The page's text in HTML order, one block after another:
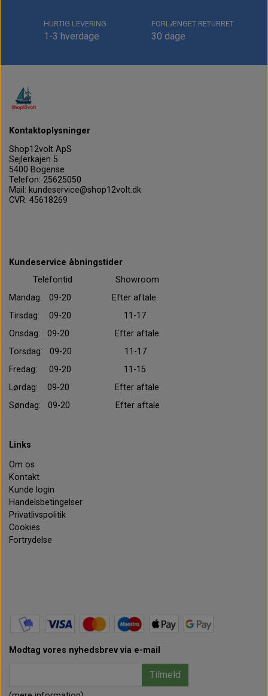
HURTIG LEVERING
1-3 hverdage
FORLÆNGET RETURRET
30 dage
Kontaktoplysninger
Shop12volt ApS
Sejlerkajen 5
5400 Bogense
Telefon: 25625050
Mail: kundeservice@shop12volt.dk
CVR: 45618269
Kundeservice åbningstider
Telefontid Showroom
Mandag: 09-20 Efter aftale
Tirsdag: 09-20 11-17
Onsdag: 09-20 Efter aftale
Torsdag: 09-20 11-17
Fredag: 09-20 11-15
Lørdag: 09-20 Efter aftale
Søndag: 09-20 Efter aftale
Links
Om os
Kontakt
Kunde login
Handelsbetingelser
Privatlivspolitik
Cookies
Fortrydelse
Modtag vores nyhedsbrev via e-mail
Tilmeld